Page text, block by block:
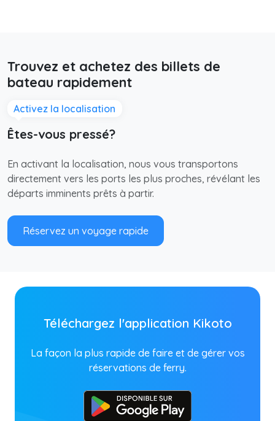
Trouvez et achetez des billets de
bateau rapidement
Activez la localisation
Êtes-vous pressé?
En activant la localisation, nous vous transportons
directement vers les ports les plus proches, révélant les
départs imminents prêts à partir.
Réservez un voyage rapide
Téléchargez l'application Kikoto
La façon la plus rapide de faire et de gérer vos
réservations de ferry.